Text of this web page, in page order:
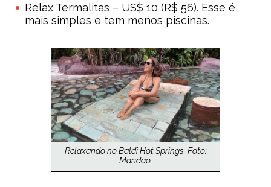
Relax Termalitas – US$ 10 (R$ 56). Esse é
mais simples e tem menos piscinas.
Relaxando no Baldi Hot Springs. Foto:
Maridão.